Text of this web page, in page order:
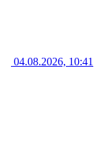
04.08.2026, 10:41